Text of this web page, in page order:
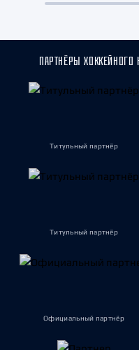
ПАРТНЁРЫ ХОККЕЙНОГО
Титульный партнёр
Титульный партнёр
Официальный партнёр